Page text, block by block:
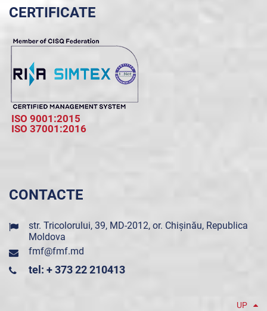
CERTIFICATE
ISO 9001:2015
ISO 37001:2016
CONTACTE
str. Tricolorului, 39, MD-2012, or. Chișinău, Republica
Moldova
fmf@fmf.md
tel: + 373 22 210413
UP